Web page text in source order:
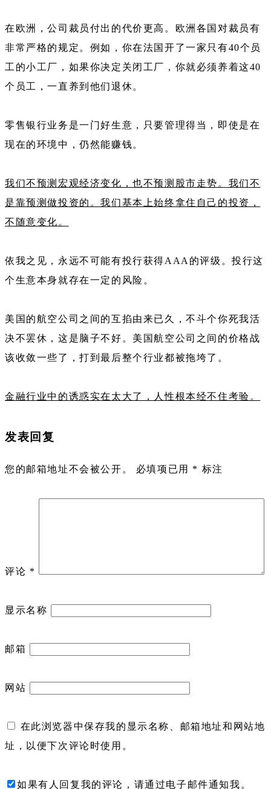
在欧洲，公司裁员付出的代价更高。欧洲各国对裁员有
非常严格的规定。例如，你在法国开了一家只有40个员
工的小工厂，如果你决定关闭工厂，你就必须养着这40
个员工，一直养到他们退休。
零售银行业务是一门好生意，只要管理得当，即使是在
现在的环境中，仍然能赚钱。
我们不预测宏观经济变化，也不预测股市走势。我们不
是靠预测做投资的。我们基本上始终拿住自己的投资，
不随意变化。
依我之见，永远不可能有投行获得AAA的评级。投行这
个生意本身就存在一定的风险。
美国的航空公司之间的互掐由来已久，不斗个你死我活
决不罢休，这是脑子不好。美国航空公司之间的价格战
该收敛一些了，打到最后整个行业都被拖垮了。
金融行业中的诱惑实在太大了，人性根本经不住考验。
发表回复
您的邮箱地址不会被公开。 必填项已用 * 标注
评论 *
显示名称
邮箱
网站
在此浏览器中保存我的显示名称、邮箱地址和网站地
址，以便下次评论时使用。
如果有人回复我的评论，请通过电子邮件通知我。